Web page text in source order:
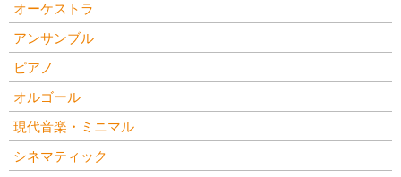
オーケストラ
アンサンブル
ピアノ
オルゴール
現代音楽・ミニマル
シネマティック